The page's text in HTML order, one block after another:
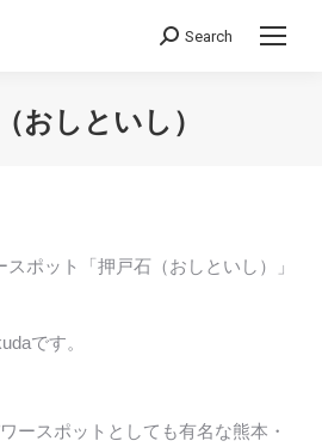
Search:
Search
おしといし）
ポット「押戸石（おしといし）」
です。
ースポットとしても有名な熊本・